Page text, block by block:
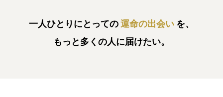
一人ひとりにとっての運命の出会い を、
もっと多くの人に届けたい。